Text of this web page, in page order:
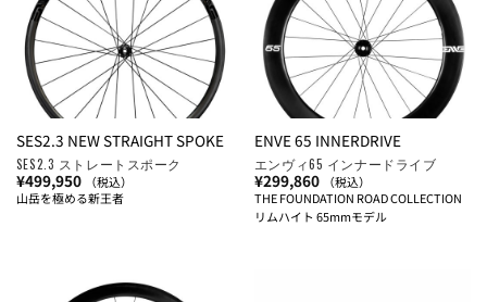
SES2.3 NEW STRAIGHT SPOKE
SES2.3 ストレートスポーク
¥499,950
（税込）
山岳を極める新王者
ENVE 65 INNERDRIVE
エンヴィ65 インナードライブ
¥299,860
（税込）
THE FOUNDATION ROAD COLLECTION
リムハイト 65mmモデル